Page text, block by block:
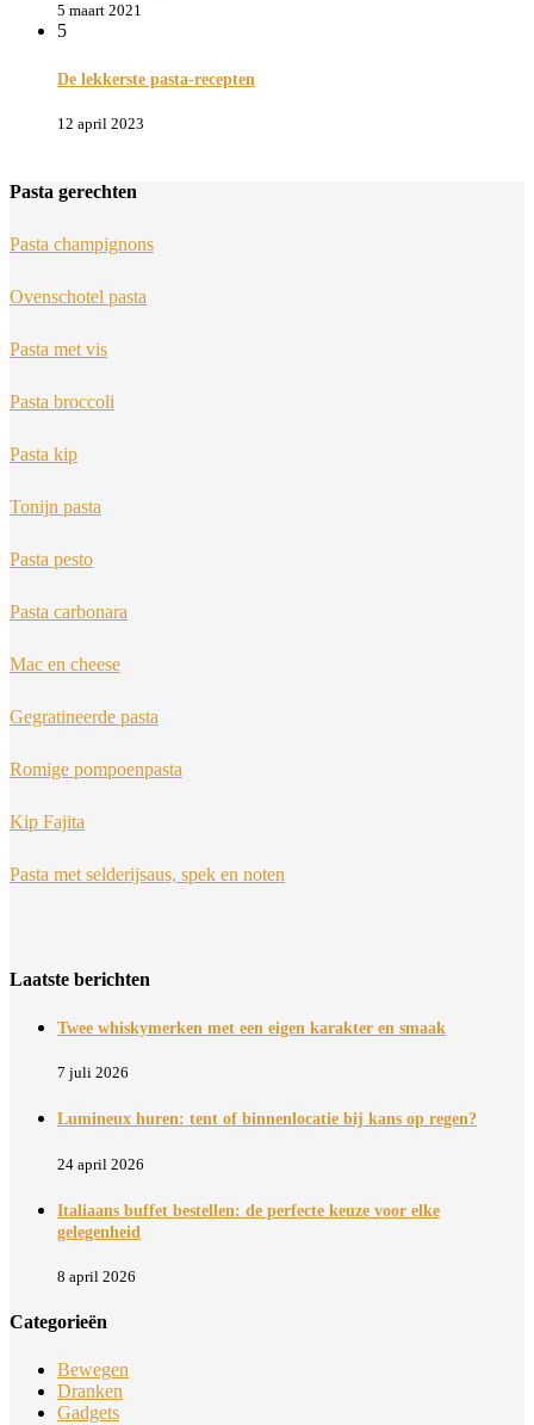
5 maart 2021
5
De lekkerste pasta-recepten
12 april 2023
Pasta gerechten
Pasta champignons
Ovenschotel pasta
Pasta met vis
Pasta broccoli
Pasta kip
Tonijn pasta
Pasta pesto
Pasta carbonara
Mac en cheese
Gegratineerde pasta
Romige pompoenpasta
Kip Fajita
Pasta met selderijsaus, spek en noten
Laatste berichten
Twee whiskymerken met een eigen karakter en smaak
7 juli 2026
Lumineux huren: tent of binnenlocatie bij kans op regen?
24 april 2026
Italiaans buffet bestellen: de perfecte keuze voor elke
gelegenheid
8 april 2026
Categorieën
Bewegen
Dranken
Gadgets